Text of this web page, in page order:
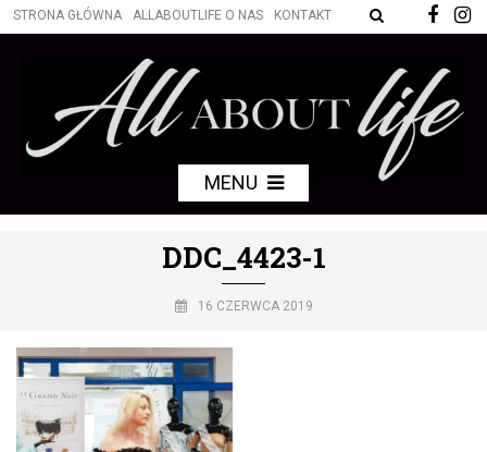
STRONA GŁÓWNA ALLABOUTLIFE O NAS KONTAKT
MENU
DDC_4423-1
16 CZERWCA 2019